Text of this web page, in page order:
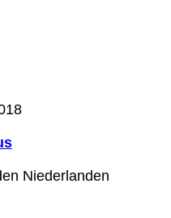
Niederlanden